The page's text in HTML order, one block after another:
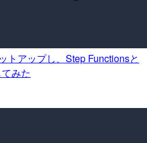
トアップし、Step Functionsと
みた